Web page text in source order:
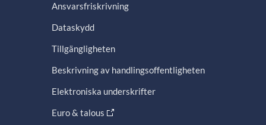
Ansvarsfriskrivning
Dataskydd
Tillgängligheten
Beskrivning av handlingsoffentligheten
Elektroniska underskrifter
Euro & talous